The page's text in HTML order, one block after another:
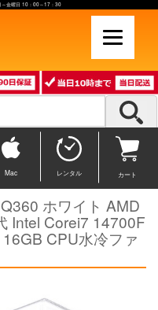
金曜日 10：00～17：30
Mac レンタル カート
ホワイト AMD
Intel Corei7 14700F
CPU水冷ファ